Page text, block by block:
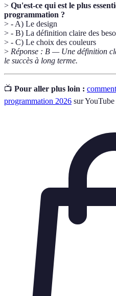
> Qu'est-ce qui est le plus
programmation ?
> - A) Le design
> - B) La définition claire des
> - C) Le choix des couleurs
> Réponse : B — Une définition
le succès à long terme.
📺 Pour aller plus loin :
programmation 2026 sur YouTube